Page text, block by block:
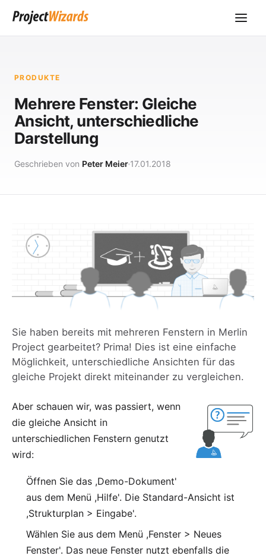
PRODUKTE
Mehrere Fenster: Gleiche
Ansicht, unterschiedliche
Darstellung
Geschrieben von Peter Meier 17.01.2018
Sie haben bereits mit mehreren Fenstern in Merlin
Project gearbeitet? Prima! Dies ist eine einfache
Möglichkeit, unterschiedliche Ansichten für das
gleiche Projekt direkt miteinander zu vergleichen.
Aber schauen wir, was passiert, wenn
die gleiche Ansicht in
unterschiedlichen Fenstern genutzt
wird:
Öffnen Sie das ,Demo-Dokument'
aus dem Menü ,Hilfe'. Die Standard-Ansicht ist
,Strukturplan > Eingabe'.
Wählen Sie aus dem Menü ,Fenster > Neues
Fenster'. Das neue Fenster nutzt ebenfalls die